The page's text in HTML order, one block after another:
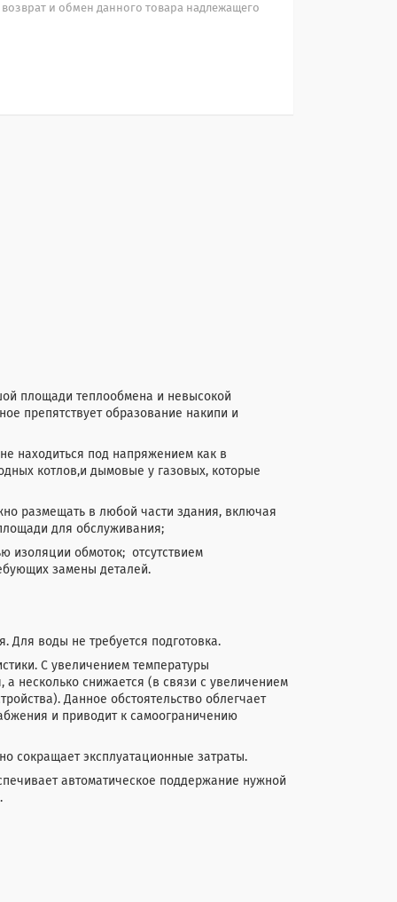
и обмен данного товара надлежащего
площади теплообмена и невысокой
препятствует образование накипи и
находиться под напряжением как в
котлов,и дымовые у газовых, которые
размещать в любой части здания, включая
для обслуживания;
изоляции обмоток; отсутствием
замены деталей.
Для воды не требуется подготовка.
С увеличением температуры
несколько снижается (в связи с увеличением
Данное обстоятельство облегчает
и приводит к самоограничению
сокращает эксплуатационные затраты.
автоматическое поддержание нужной